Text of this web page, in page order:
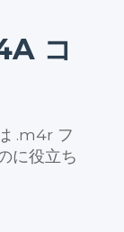
コ
.m4r フ
に役立ち